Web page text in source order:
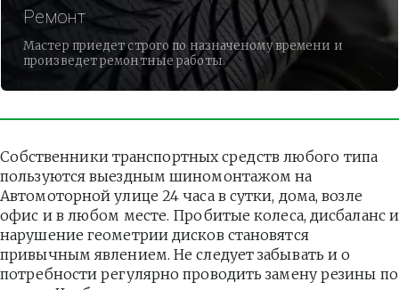
Ремонт
Мастер приедет строго по назначеному времени и
произведет ремонтные работы.
Собственники транспортных средств любого типа
пользуются выездным шиномонтажом на
Автомоторной улице 24 часа в сутки, дома, возле
офис и в любом месте. Пробитые колеса, дисбаланс и
нарушение геометрии дисков становятся
привычным явлением. Не следует забывать и о
потребности регулярно проводить замену резины по